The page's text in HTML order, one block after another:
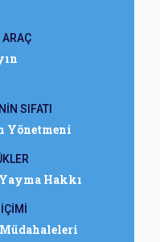
ARAÇ
SIFATI
Yönetmeni
Hakkı